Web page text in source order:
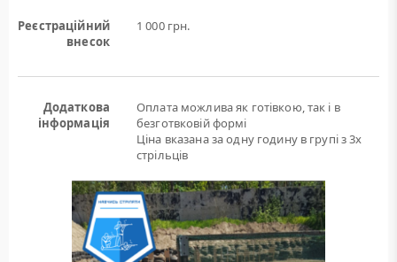
Реєстраційний
внесок
1 000 грн.
Додаткова
інформація
Оплата можлива як готівкою, так і в
безготвковій формі
Ціна вказана за одну годину в групі з 3х
стрільців